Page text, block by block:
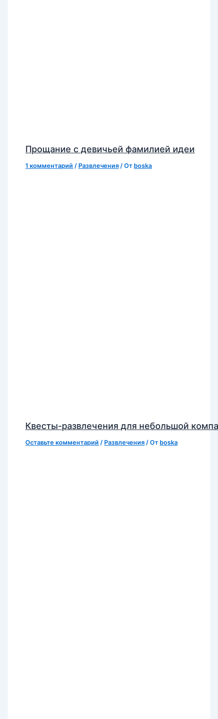
Прощание с девичьей фамилией идеи
1 комментарий / Развлечения / От boska
Квесты-развлечения для небольшой
Оставьте комментарий / Развлечения / От boska